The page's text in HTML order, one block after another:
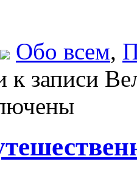
Обо всем,
к записи